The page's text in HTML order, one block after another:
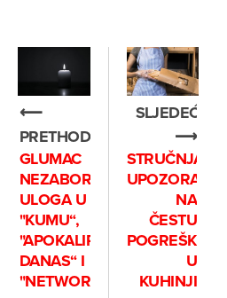
⟵
PRETHODNO
GLUMAC
NEZABORAVNIH
ULOGA U
"KUMU“,
"APOKALIPSI
DANAS“ I
"NETWORKU“
SLJEDEĆE
⟶
STRUČNJACI
UPOZORAVAJU
NA
ČESTU
POGREŠKU
U
KUHINJI